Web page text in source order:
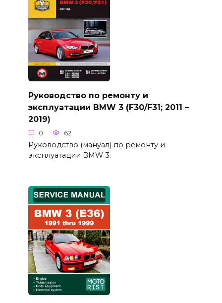
Руководство по ремонту и
эксплуатации BMW 3 (F30/F31; 2011 –
2019)
0 62
Руководство (мануал) по ремонту и
эксплуатации BMW 3.